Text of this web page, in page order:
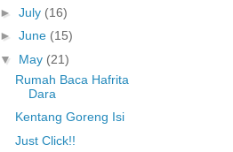
► July (16)
► June (15)
▼ May (21)
Rumah Baca Hafrita
Dara
Kentang Goreng Isi
Just Click!!